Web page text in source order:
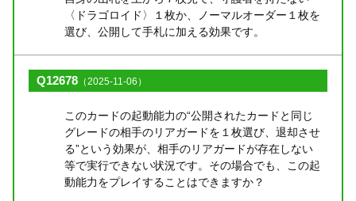
〈ドラゴロイド〉１枚か、ノーマルオーダー１枚を
選び、公開して手札に加える効果です。
Q12678 （2025-11-06）
このカードの起動能力の“公開されたカードと同じ
グレードの相手のリアガードを１枚選び、退却させ
る”という効果が、相手のリアガードが存在しない
等で実行できない状況です。その場合でも、この起
動能力をプレイすることはできますか？